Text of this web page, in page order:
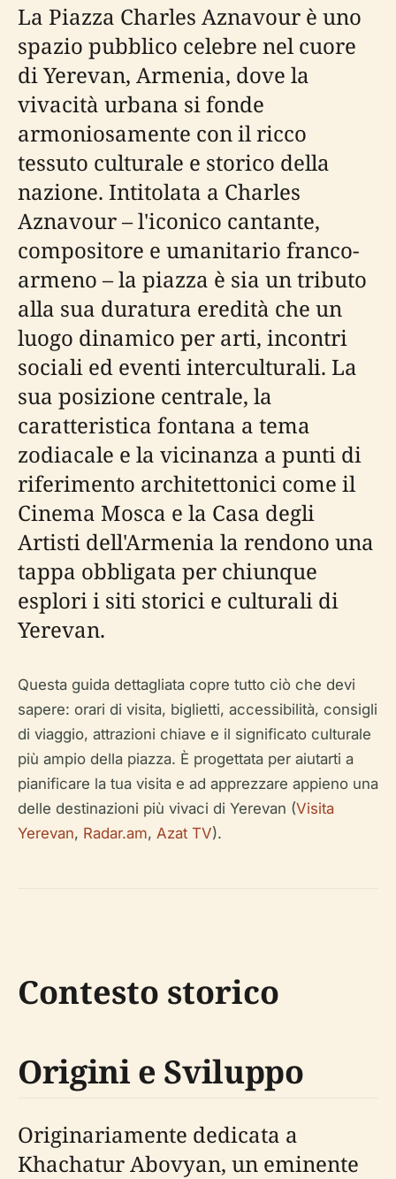
La Piazza Charles Aznavour è uno
spazio pubblico celebre nel cuore
di Yerevan, Armenia, dove la
vivacità urbana si fonde
armoniosamente con il ricco
tessuto culturale e storico della
nazione. Intitolata a Charles
Aznavour – l'iconico cantante,
compositore e umanitario franco-
armeno – la piazza è sia un tributo
alla sua duratura eredità che un
luogo dinamico per arti, incontri
sociali ed eventi interculturali. La
sua posizione centrale, la
caratteristica fontana a tema
zodiacale e la vicinanza a punti di
riferimento architettonici come il
Cinema Mosca e la Casa degli
Artisti dell'Armenia la rendono una
tappa obbligata per chiunque
esplori i siti storici e culturali di
Yerevan.
Questa guida dettagliata copre tutto ciò che devi
sapere: orari di visita, biglietti, accessibilità, consigli
di viaggio, attrazioni chiave e il significato culturale
più ampio della piazza. È progettata per aiutarti a
pianificare la tua visita e ad apprezzare appieno una
delle destinazioni più vivaci di Yerevan (Visita
Yerevan, Radar.am, Azat TV).
Contesto storico
Origini e Sviluppo
Originariamente dedicata a
Khachatur Abovyan, un eminente